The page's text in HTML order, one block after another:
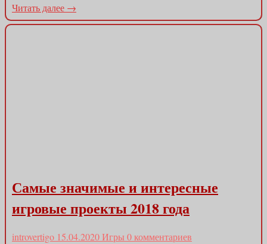
Читать далее →
Самые значимые и интересные
игровые проекты 2018 года
introvertigo 15.04.2020Игры 0 комментариев